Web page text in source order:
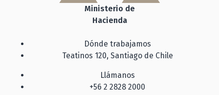
Ministerio de
Hacienda
Dónde trabajamos
Teatinos 120, Santiago de Chile
Llámanos
+56 2 2828 2000